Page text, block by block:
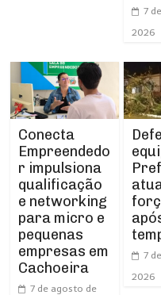
7
2026
Conecta
Empreendedo
r impulsiona
qualificação
e networking
para micro e
pequenas
empresas em
Cachoeira
7 de agosto de
7
2026